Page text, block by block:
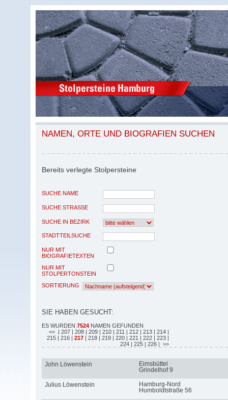
NAMEN, ORTE UND BIOGRAFIEN SUCHEN
Bereits verlegte Stolpersteine
SUCHE NAME
SUCHE STRASSE
SUCHE IN BEZIRK
STADTTEILSUCHE
NUR MIT
BIOGRAFIETEXTEN
NUR MIT
STOLPERTONSTEIN
SORTIERUNG
SIE HABEN GESUCHT:
ES WURDEN 7524 NAMEN GEFUNDEN
<< | 207 | 208 | 209 | 210 | 211 | 212 | 213 | 214 |
215 | 216 | 217 | 218 | 219 | 220 | 221 | 222 | 223 |
224 | 225 | 226 | >>
John Löwenstein
Eimsbüttel
Grindelhof 9
Julius Löwenstein
Hamburg-Nord
Humboldtstraße 56